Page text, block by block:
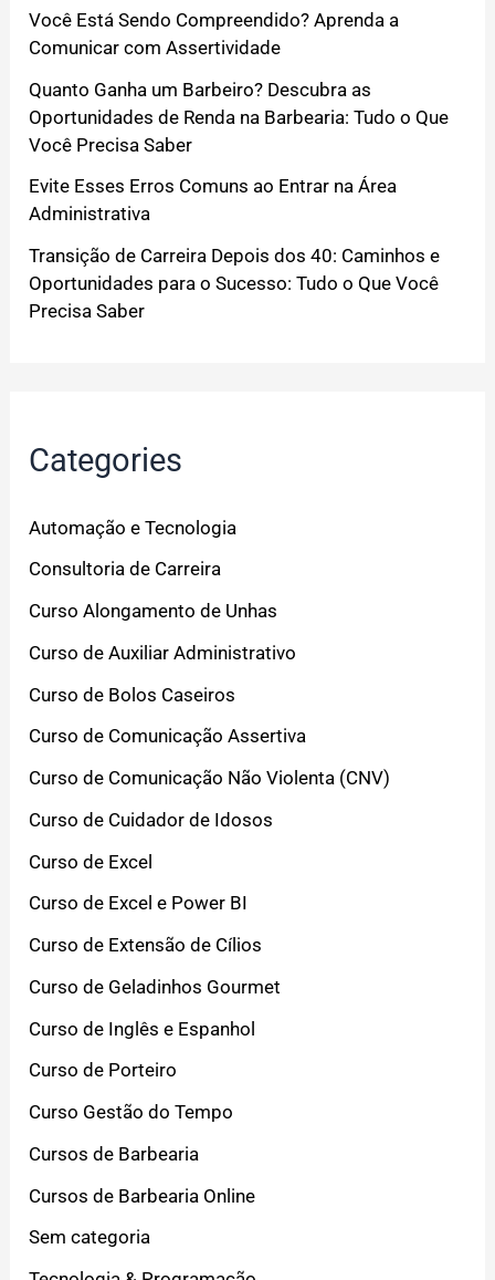
Você Está Sendo Compreendido? Aprenda a
Comunicar com Assertividade
Quanto Ganha um Barbeiro? Descubra as
Oportunidades de Renda na Barbearia: Tudo o Que
Você Precisa Saber
Evite Esses Erros Comuns ao Entrar na Área
Administrativa
Transição de Carreira Depois dos 40: Caminhos e
Oportunidades para o Sucesso: Tudo o Que Você
Precisa Saber
Categories
Automação e Tecnologia
Consultoria de Carreira
Curso Alongamento de Unhas
Curso de Auxiliar Administrativo
Curso de Bolos Caseiros
Curso de Comunicação Assertiva
Curso de Comunicação Não Violenta (CNV)
Curso de Cuidador de Idosos
Curso de Excel
Curso de Excel e Power BI
Curso de Extensão de Cílios
Curso de Geladinhos Gourmet
Curso de Inglês e Espanhol
Curso de Porteiro
Curso Gestão do Tempo
Cursos de Barbearia
Cursos de Barbearia Online
Sem categoria